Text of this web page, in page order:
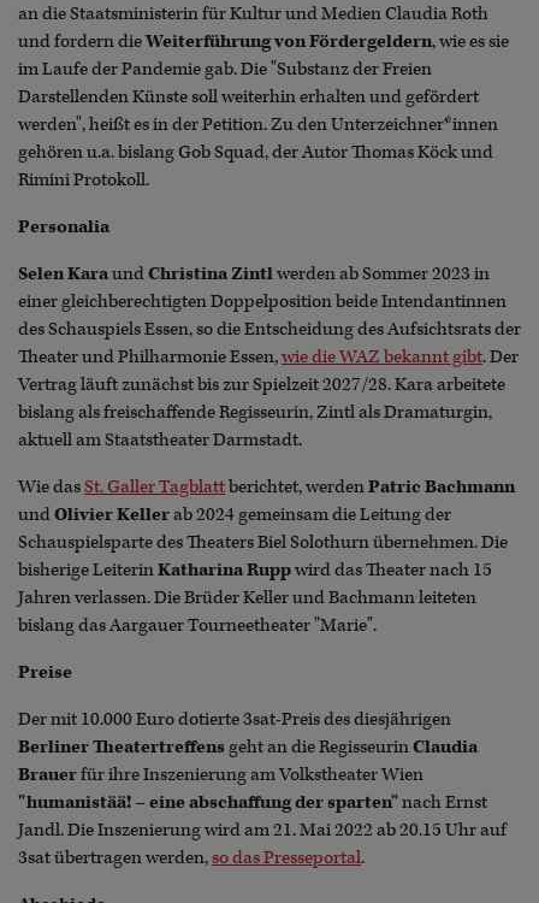
an die Staatsministerin für Kultur und Medien Claudia Roth
und fordern dieWeiterführung von Fördergeldern, wie es sie
im Laufe der Pandemie gab. Die "Substanz der Freien
Darstellenden Künste soll weiterhin erhalten und gefördert
werden", heißt es in der Petition. Zu den Unterzeichner*innen
gehören u.a. bislang Gob Squad, der Autor Thomas Köck und
Rimini Protokoll.
Personalia
Selen KaraundChristina Zintlwerden ab Sommer 2023 in
einer gleichberechtigten Doppelposition beide Intendantinnen
des Schauspiels Essen, so die Entscheidung des Aufsichtsrats der
Theater und Philharmonie Essen,wie die WAZ bekannt gibt. Der
Vertrag läuft zunächst bis zur Spielzeit 2027/28. Kara arbeitete
bislang als freischaffende Regisseurin, Zintl als Dramaturgin,
aktuell am Staatstheater Darmstadt.
Wie dasSt. Galler Tagblattberichtet, werdenPatric Bachmann
undOlivier Kellerab 2024 gemeinsam die Leitung der
Schauspielsparte des Theaters Biel Solothurn übernehmen. Die
bisherige LeiterinKatharina Ruppwird das Theater nach 15
Jahren verlassen. Die Brüder Keller und Bachmann leiteten
bislang das Aargauer Tourneetheater "Marie".
Preise
Der mit 10.000 Euro dotierte 3sat-Preis des diesjährigen
Berliner Theatertreffensgeht an die RegisseurinClaudia
Brauerfür ihre Inszenierung am Volkstheater Wien
"humanistää! – eine abschaffung der sparten"nach Ernst
Jandl. Die Inszenierung wird am 21. Mai 2022 ab 20.15 Uhr auf
3sat übertragen werden,so das Presseportal.